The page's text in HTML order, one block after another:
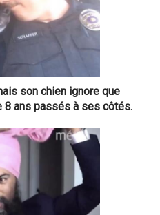
son chien ignore que
8 ans passés à ses côtés.